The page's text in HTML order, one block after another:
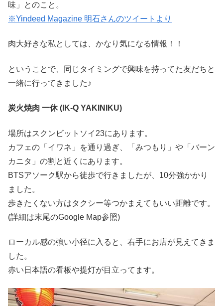
味」とのこと。
※Yindeed Magazine 明石さんのツイートより
肉大好きな私としては、かなり気になる情報！！
ということで、同じタイミングで興味を持ってた友だちと
一緒に行ってきました♪
炭火焼肉 一休 (IK-Q YAKINIKU)
場所はスクンビットソイ23にあります。
カフェの「イワネ」を通り過ぎ、「みつもり」や「バーン
カニタ」の割と近くにあります。
BTSアソーク駅から徒歩で行きましたが、10分強かかり
ました。
歩きたくない方はタクシー等つかまえてもいい距離です。
(詳細は末尾のGoogle Map参照)
ローカル感の強い小径に入ると、右手にお店が見えてきま
した。
赤い日本語の看板や提灯が目立ってます。